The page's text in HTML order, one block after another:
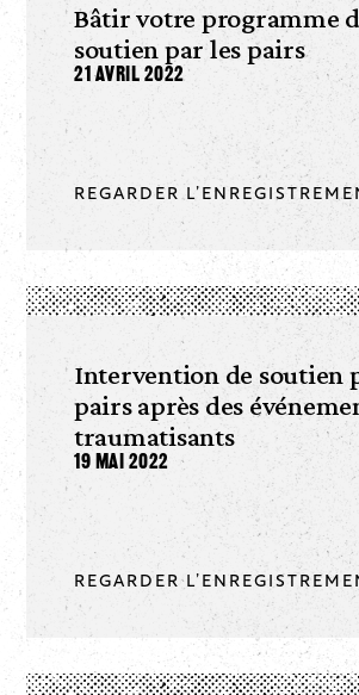
Bâtir votre programme
soutien par les pairs
21 avril 2022
REGARDER
Intervention de soutien
pairs après des
traumatisants
19 mai 2022
REGARDER